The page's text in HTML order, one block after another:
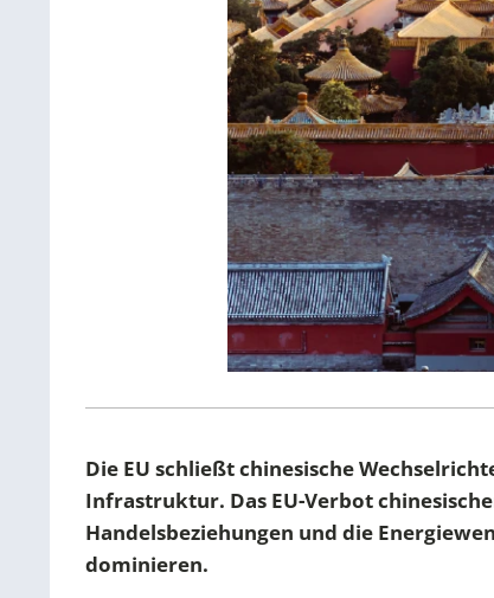
Die EU schließt chinesische
Infrastruktur. Das EU-Verbot
Handelsbeziehungen und die
dominieren.